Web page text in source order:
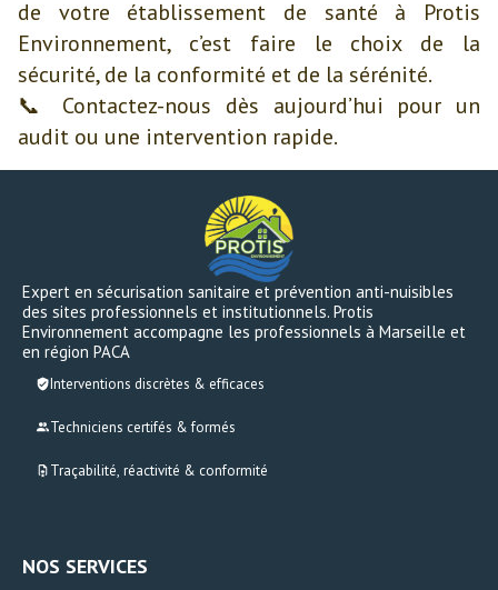
de votre établissement de santé à Protis
Environnement, c’est faire le choix de la
sécurité, de la conformité et de la sérénité.
📞 Contactez-nous dès aujourd’hui pour un
audit ou une intervention rapide.
Expert en sécurisation sanitaire et prévention anti-nuisibles
des sites professionnels et institutionnels. Protis
Environnement accompagne les professionnels à Marseille et
en région PACA
Interventions discrètes & efficaces
Techniciens certifés & formés
Traçabilité, réactivité & conformité
NOS SERVICES